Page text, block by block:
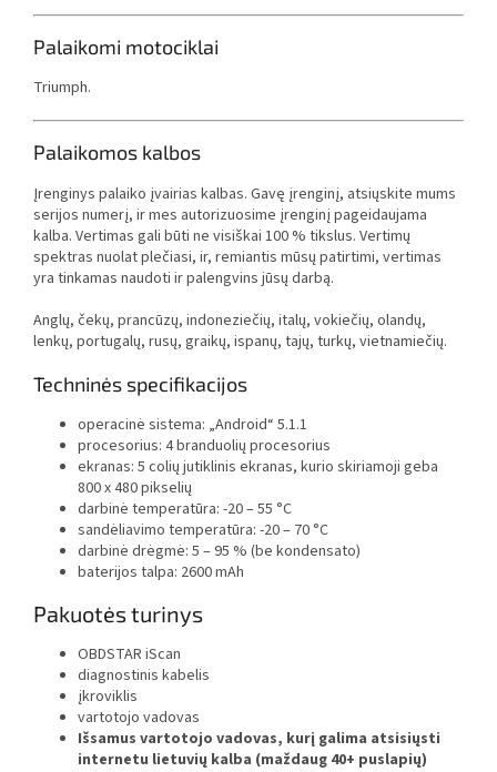
Palaikomi motociklai
Triumph.
Palaikomos kalbos
Įrenginys palaiko įvairias kalbas. Gavę įrenginį, atsiųskite mums
serijos numerį, ir mes autorizuosime įrenginį pageidaujama
kalba. Vertimas gali būti ne visiškai 100 % tikslus. Vertimų
spektras nuolat plečiasi, ir, remiantis mūsų patirtimi, vertimas
yra tinkamas naudoti ir palengvins jūsų darbą.
Anglų, čekų, prancūzų, indoneziečių, italų, vokiečių, olandų,
lenkų, portugalų, rusų, graikų, ispanų, tajų, turkų, vietnamiečių.
Techninės specifikacijos
operacinė sistema: „Android“ 5.1.1
procesorius: 4 branduolių procesorius
ekranas: 5 colių jutiklinis ekranas, kurio skiriamoji geba
800 x 480 pikselių
darbinė temperatūra: -20 – 55 °C
sandėliavimo temperatūra: -20 – 70 °C
darbinė drėgmė: 5 – 95 % (be kondensato)
baterijos talpa: 2600 mAh
Pakuotės turinys
OBDSTAR iScan
diagnostinis kabelis
įkroviklis
vartotojo vadovas
Išsamus vartotojo vadovas, kurį galima atsisiųsti
internetu lietuvių kalba (maždaug 40+ puslapių)